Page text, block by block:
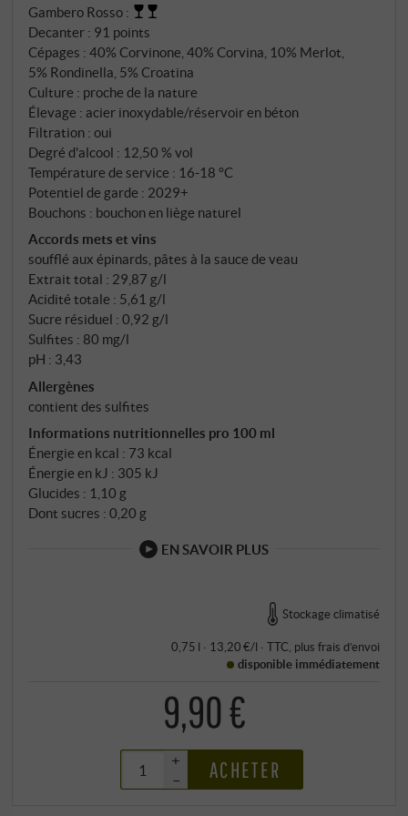
cette cuvée, la rondinella, le merlot et la croatina en
constituent les accents. Dans le verre, un rouge
pourpre brillant. Au nez, de la griotte et du poivre
noir, ainsi qu'un soupçon de fleurs de cerisier et
d'herbes méditerranéennes. En bouche, il est rond et
juteux, avec une fraîcheur vivifiante et une finale
terreuse et herbacée. La preuve que le Valpolicella a
de la profondeur et du caractère même sans
appassimento – et une entrée idéale dans le monde
de Guerrieri Rizzardi. SUPERIORE.DE
Gambero Rosso :
Decanter : 91 points
Cépages : 40% Corvinone, 40% Corvina, 10% Merlot,
5% Rondinella, 5% Croatina
Culture : proche de la nature
Élevage : acier inoxydable/réservoir en béton
Filtration : oui
Degré d'alcool : 12,50 % vol
Température de service : 16‑18 °C
Potentiel de garde : 2029+
Bouchons : bouchon en liège naturel
Accords mets et vins
soufflé aux épinards, pâtes à la sauce de veau
Extrait total : 29,87 g/l
Acidité totale : 5,61 g/l
Sucre résiduel : 0,92 g/l
Sulfites : 80 mg/l
pH : 3,43
Allergènes
contient des sulfites
Informations nutritionnelles pro 100 ml
Énergie en kcal : 73 kcal
Énergie en kJ : 305 kJ
Glucides : 1,10 g
Dont sucres : 0,20 g
EN SAVOIR PLUS
Stockage climatisé
0,75 l · 13,20 €/l · TTC , plus frais d’envoi
disponible immédiatement
9,90 €
+
–
ACHETER